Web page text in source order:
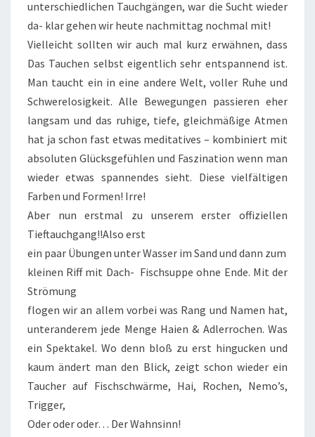
unterschiedlichen Tauchgängen, war die Sucht wieder
da- klar gehen wir heute nachmittag nochmal mit!
Vielleicht sollten wir auch mal kurz erwähnen, dass
Das Tauchen selbst eigentlich sehr entspannend ist.
Man taucht ein in eine andere Welt, voller Ruhe und
Schwerelosigkeit. Alle Bewegungen passieren eher
langsam und das ruhige, tiefe, gleichmäßige Atmen
hat ja schon fast etwas meditatives – kombiniert mit
absoluten Glücksgefühlen und Faszination wenn man
wieder etwas spannendes sieht. Diese vielfältigen
Farben und Formen! Irre!
Aber nun erstmal zu unserem erster offiziellen
Tieftauchgang!!Also erst
ein paar Übungen unter Wasser im Sand und dann zum
kleinen Riff mit Dach- Fischsuppe ohne Ende. Mit der
Strömung
flogen wir an allem vorbei was Rang und Namen hat,
unteranderem jede Menge Haien & Adlerrochen. Was
ein Spektakel. Wo denn bloß zu erst hingucken und
kaum ändert man den Blick, zeigt schon wieder ein
Taucher auf Fischschwärme, Hai, Rochen, Nemo’s,
Trigger,
Oder oder oder… Der Wahnsinn!